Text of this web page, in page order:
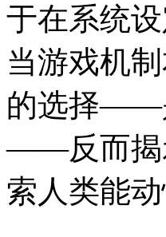
于在系统
当游戏机
的选择——
——反而揭
索人类能动